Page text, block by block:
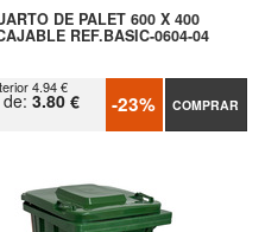
DE PALET 600 X 400
REF.BASIC-0604-04
4.94 €
3.80 € -23% COMPRAR